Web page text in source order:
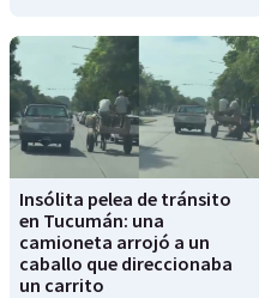
Insólita pelea de tránsito
en Tucumán: una
camioneta arrojó a un
caballo que direccionaba
un carrito